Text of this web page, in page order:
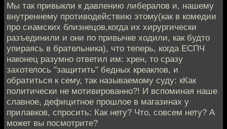
Мы так привыкли к давлению либералов и, нашему
внутреннему противодействию этому(как в комедии
про сиамских близнецов,когда их хирургически
разъединили и они по привычке ходили, как будто
упираясь в брательника), что теперь, когда ЕСПЧ
наконец разумно ответил им: хрен, то сразу
захотелось "защитить" бедных креаклов, и
обратиться к сему, так называемому суду: кКак
политически не мотивированно?! И вспоминая наше
славное, дефицитное прошлое в магазинах у
прилавков, спросить: Как нету? Что, совсем нету? А
может вы посмотрите?